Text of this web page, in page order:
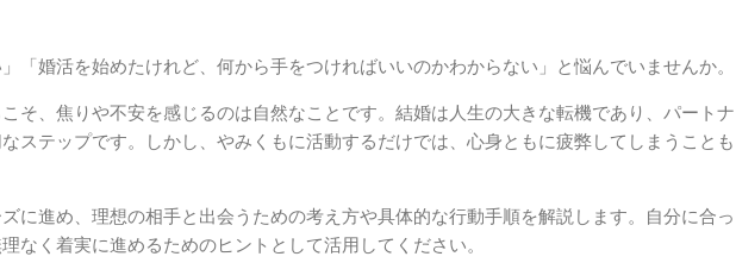
「婚活を始めたけれど、何から手をつければいいのかわからない」と悩んでいませんか。
そ、焦りや不安を感じるのは自然なことです。結婚は人生の大きな転機であり、パートナ
ステップです。しかし、やみくもに活動するだけでは、心身ともに疲弊してしまうことも
に進め、理想の相手と出会うための考え方や具体的な行動手順を解説します。自分に合っ
なく着実に進めるためのヒントとして活用してください。